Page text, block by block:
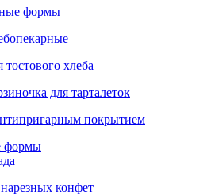
формы
хлеба
для тарталеток
покрытием
формы
конфет